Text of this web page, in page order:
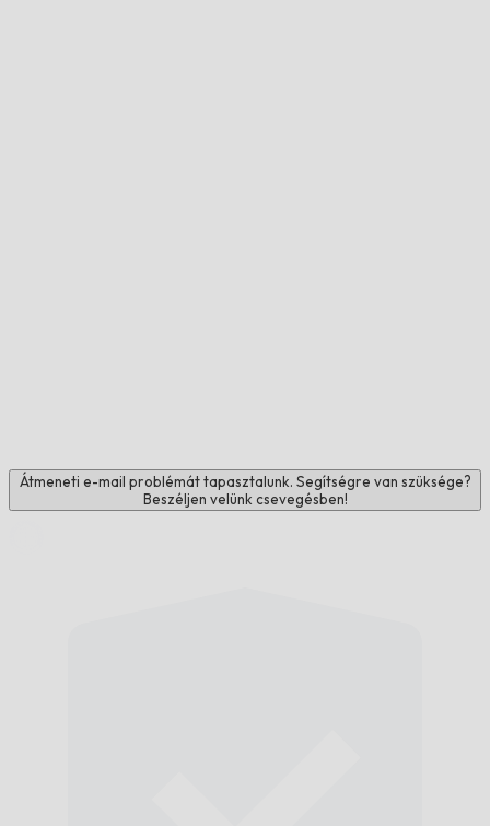
Átmeneti e-mail problémát tapasztalunk. Segítségre van szüksége?
Beszéljen velünk csevegésben!